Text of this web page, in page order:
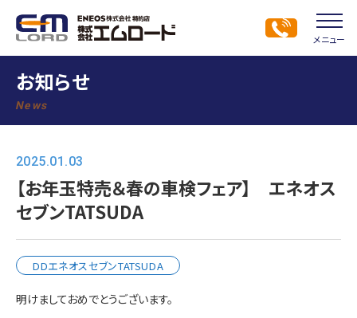
メニュー
お知らせ
News
2025.01.03
【お年玉特売＆春の車検フェア】 エネオス
セブンTATSUDA
DDエネオスセブンTATSUDA
明けましておめでとうございます。